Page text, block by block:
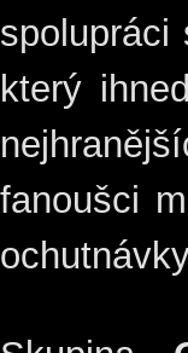
spolupráci
který
fanoušci